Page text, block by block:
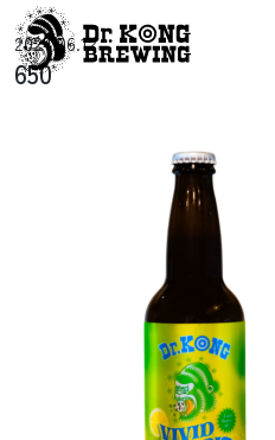
コンテンツへスキップ
メインナビゲーション
2024.06.12
650